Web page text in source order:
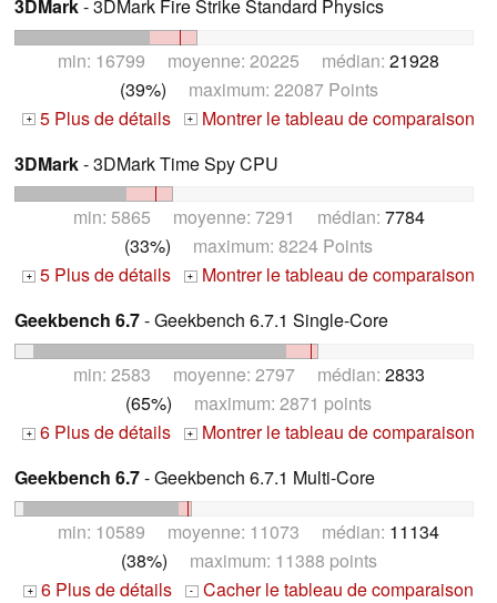
3DMark- 3DMark Fire Strike Standard Physics
min: 16799 moyenne: 20225 médian: 21928
(39%) maximum: 22087 Points
+ 5 Plus de détails + Montrer le tableau de comparaison
3DMark- 3DMark Time Spy CPU
min: 5865 moyenne: 7291 médian: 7784
(33%) maximum: 8224 Points
+ 5 Plus de détails + Montrer le tableau de comparaison
Geekbench 6.7- Geekbench 6.7.1 Single-Core
min: 2583 moyenne: 2797 médian: 2833
(65%) maximum: 2871 points
+ 6 Plus de détails + Montrer le tableau de comparaison
Geekbench 6.7- Geekbench 6.7.1 Multi-Core
min: 10589 moyenne: 11073 médian: 11134
(38%) maximum: 11388 points
+ 6 Plus de détails - Cacher le tableau de comparaison